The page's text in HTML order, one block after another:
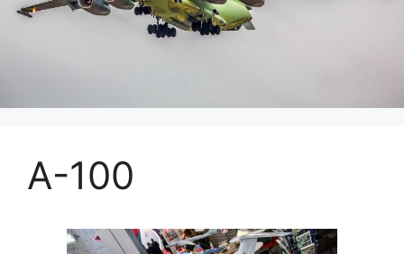
А-100